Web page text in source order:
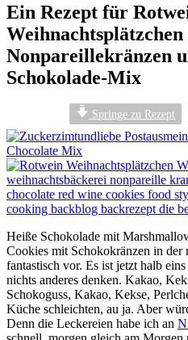
Ein Rezept für
Nonpareillekränzen
Schokolade-Mix
Springe zu Rezept
Heiße Schokolade mit
Cookies mit Schokokränzen in der
fantastisch vor. Es ist jetzt halb
nichts anderes denken. Kakao,
Schokoguss, Kakao, Kekse,
Küche schleichten, au ja. Aber
Denn die Leckereien habe ich an